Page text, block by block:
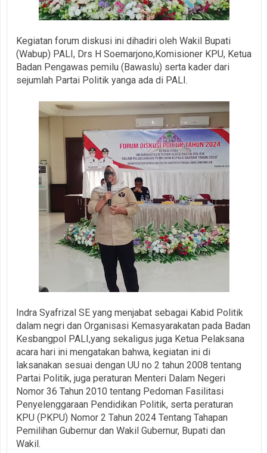
Kegiatan forum diskusi ini dihadiri oleh Wakil Bupati
(Wabup) PALI, Drs H Soemarjono,Komisioner KPU, Ketua
Badan Pengawas pemilu (Bawaslu) serta kader dari
sejumlah Partai Politik yanga ada di PALI.
Indra Syafrizal SE yang menjabat sebagai Kabid Politik
dalam negri dan Organisasi Kemasyarakatan pada Badan
Kesbangpol PALI,yang sekaligus juga Ketua Pelaksana
acara hari ini mengatakan bahwa, kegiatan ini di
laksanakan sesuai dengan UU no 2 tahun 2008 tentang
Partai Politik, juga peraturan Menteri Dalam Negeri
Nomor 36 Tahun 2010 tentang Pedoman Fasilitasi
Penyelenggaraan Pendidikan Politik, serta peraturan
KPU (PKPU) Nomor 2 Tahun 2024 Tentang Tahapan
Pemilihan Gubernur dan Wakil Gubernur, Bupati dan
Wakil.